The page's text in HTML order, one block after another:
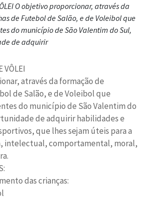
O objetivo proporcionar, através da
de Futebol de Salão, e de Voleibol que
do município de São Valentim do Sul,
de adquirir
VÔLEI
através da formação de
de Salão, e de Voleibol que
do município de São Valentim do
de adquirir habilidades e
que lhes sejam úteis para a
intelectual, comportamental, moral,
das crianças: